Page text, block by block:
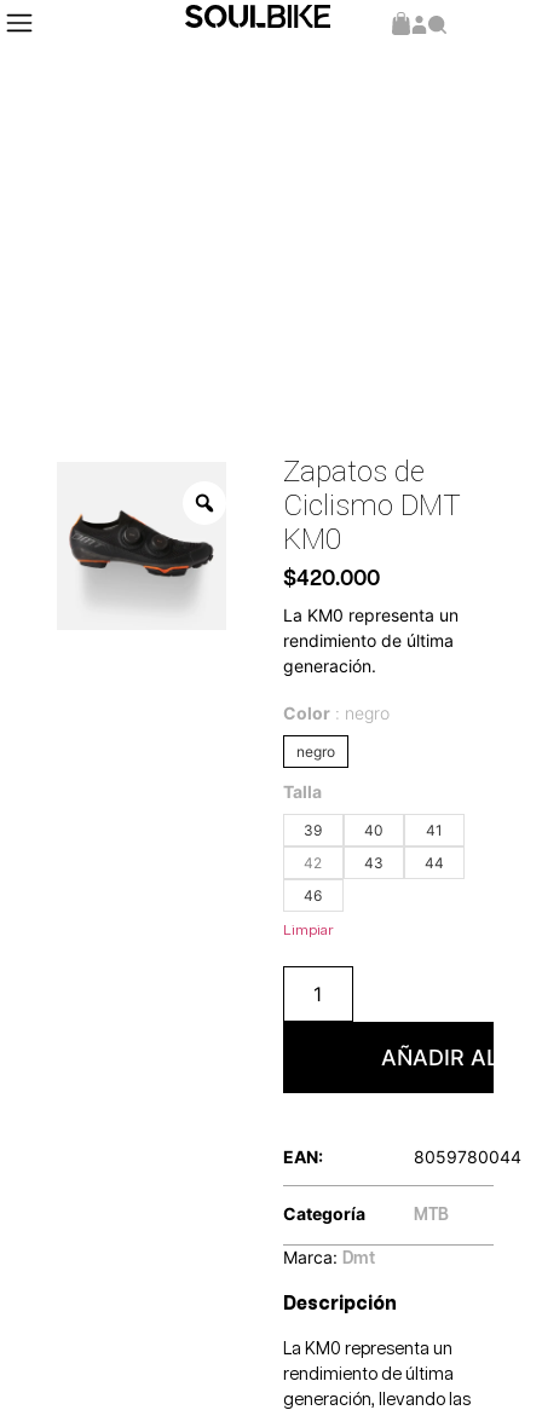
Zapatos de
Ciclismo DMT
KM0
$420.000
La KM0 representa un
rendimiento de última
generación.
Color negro
negro
Talla
39 40
41
42
43
44
46
Limpiar
AÑADIR AL
EAN: 8059780044
Categoría MTB
Marca: Dmt
Descripción
La KM0 representa un
rendimiento de última
generación, llevando las